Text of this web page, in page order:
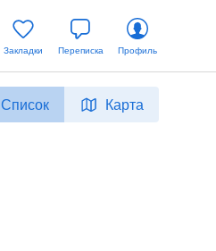
Закладки Переписка Профиль
Список Карта